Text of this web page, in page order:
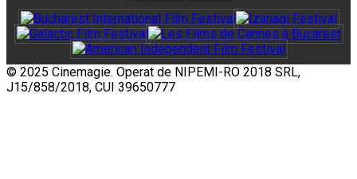
© 2025 Cinemagie. Operat de NIPEMI-RO 2018 SRL,
J15/858/2018, CUI 39650777